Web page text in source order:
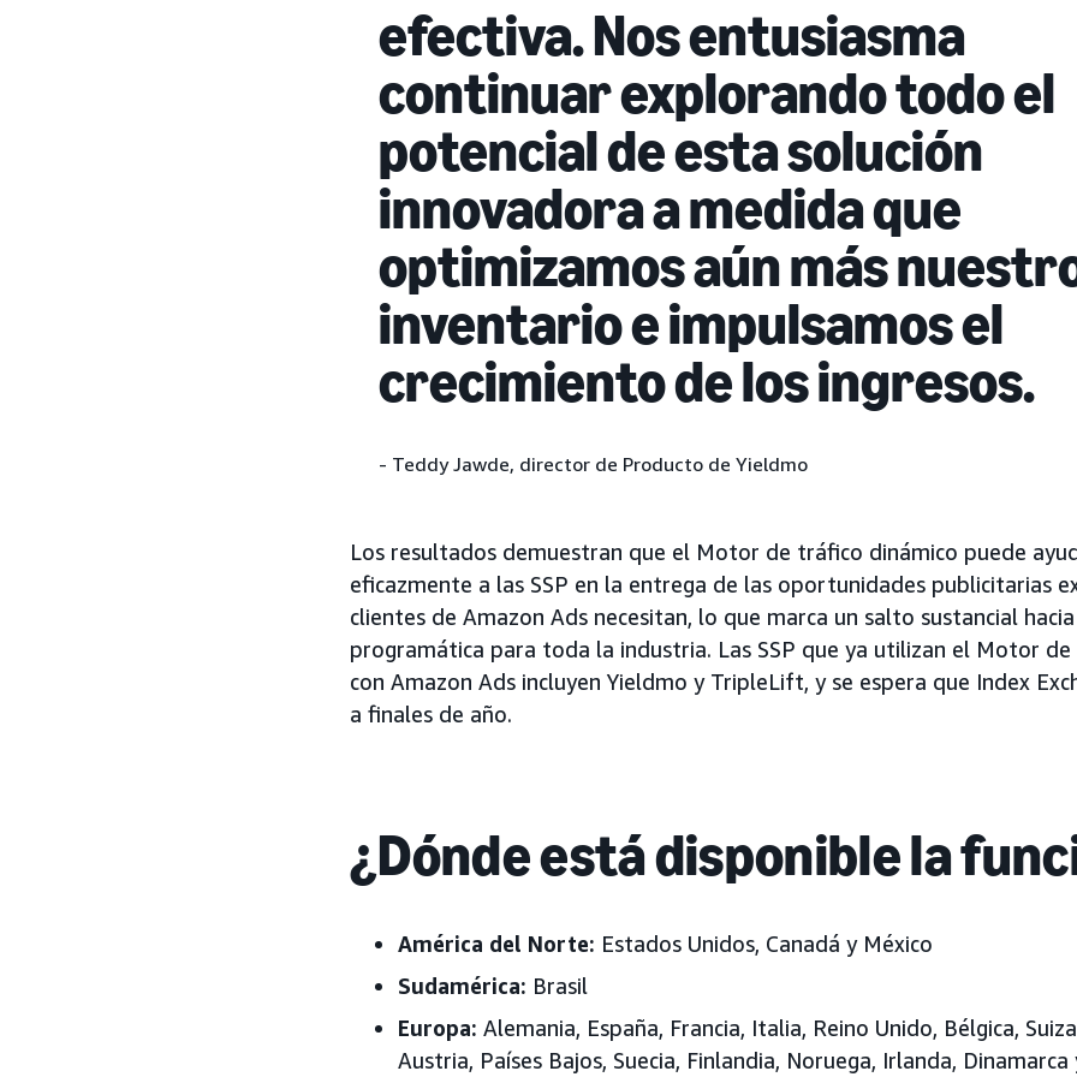
efectiva. Nos entusiasma
continuar explorando todo el
potencial de esta solución
innovadora a medida que
optimizamos aún más
inventario e impulsamos el
crecimiento de los ingresos.
- Teddy Jawde, director de Producto de Yieldmo
Los resultados demuestran que el Motor de tráfico dinámico puede
eficazmente a las SSP en la entrega de las oportunidades publicitarias
clientes de Amazon Ads necesitan, lo que marca un salto sustancial
programática para toda la industria. Las SSP que ya utilizan el Motor
con Amazon Ads incluyen Yieldmo y TripleLift, y se espera que Index
a finales de año.
¿Dónde está disponible la
América del Norte: Estados Unidos, Canadá y México
Sudamérica: Brasil
Europa: Alemania, España, Francia, Italia, Reino Unido, Bélgica,
Austria, Países Bajos, Suecia, Finlandia, Noruega, Irlanda,